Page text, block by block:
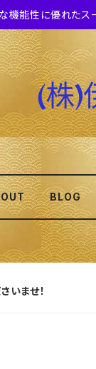
機能性に優れたス
BLOG
いませ！